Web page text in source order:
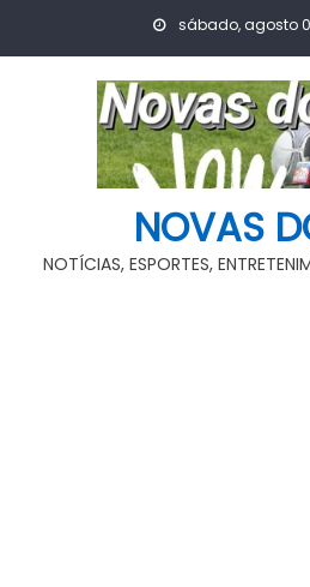
sábado, agosto
NOVAS
NOTÍCIAS, ESPORTES,